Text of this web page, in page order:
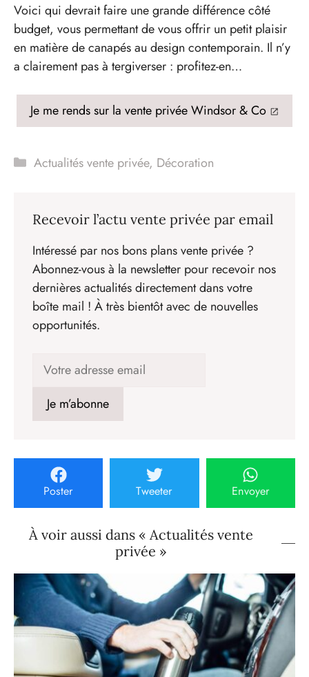
Voici qui devrait faire une grande différence côté
budget, vous permettant de vous offrir un petit plaisir
en matière de canapés au design contemporain. Il n’y
a clairement pas à tergiverser : profitez-en…
Je me rends sur la vente privée Windsor & Co
Catégories
Actualités vente privée, Décoration
Recevoir l’actu vente privée par email
Intéressé par nos bons plans vente privée ?
Abonnez-vous à la newsletter pour recevoir nos
dernières actualités directement dans votre
boîte mail ! À très bientôt avec de nouvelles
opportunités.
Poster Tweeter Envoyer
À voir aussi dans « Actualités vente
privée »